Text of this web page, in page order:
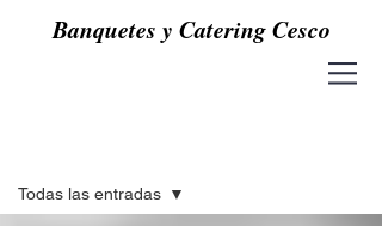
Banquetes y Catering Cesco
Todas las entradas